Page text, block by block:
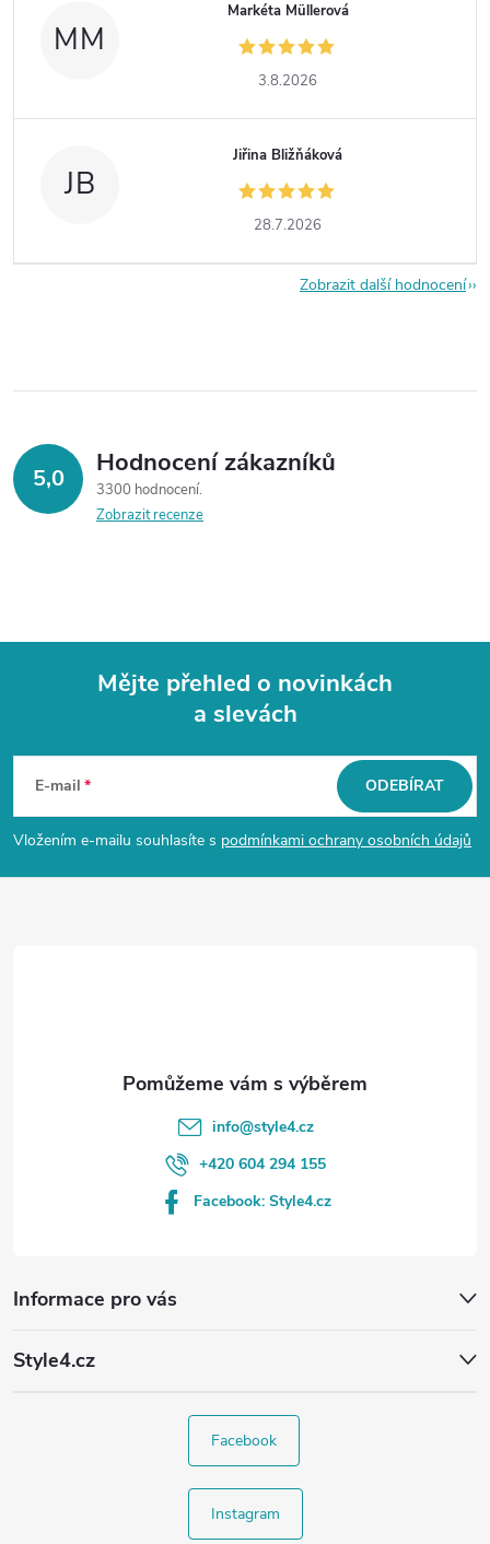
MM
Markéta Müllerová
3.8.2026
JB
Jiřina Bližňáková
28.7.2026
Zobrazit další hodnocení
5,0 Hodnocení zákazníků
3300 hodnocení
Zobrazit recenze
p
Mějte přehled o novinkách
a slevách
E-mail
Vložením e-mailu souhlasíte s podmínkami ochrany osobních údajů
ODEBÍRAT
Informace pro vás
Style4.cz
info@style4.cz
+420 604 294 155
Facebook: Style4.cz
Facebook
Instagram